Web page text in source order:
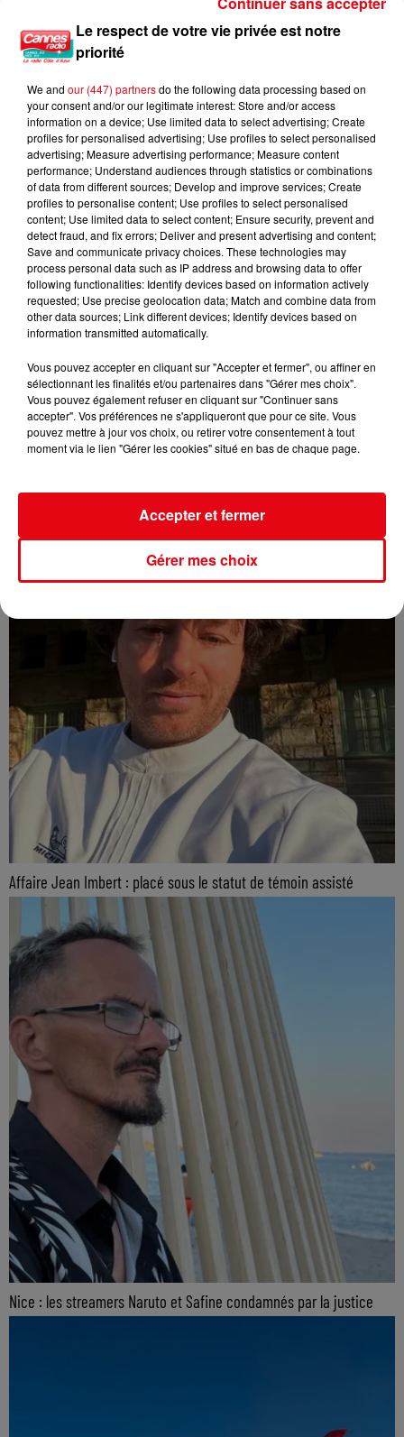
Nice : Éric Ciotti saisit la justice après une chanson polémique
Affaire Jean Imbert : placé sous le statut de témoin assisté
Nice : les streamers Naruto et Safine condamnés par la justice
Le respect de votre vie privée est notre
priorité
We and our (447) partnersdo the following data processing based on
your consent and/or our legitimate interest: Store and/or access
information on a device; Use limited data to select advertising; Create
profiles for personalised advertising; Use profiles to select personalised
advertising; Measure advertising performance; Measure content
performance; Understand audiences through statistics or combinations
of data from different sources; Develop and improve services; Create
profiles to personalise content; Use profiles to select personalised
content; Use limited data to select content; Ensure security, prevent and
detect fraud, and fix errors; Deliver and present advertising and content;
Save and communicate privacy choices. These technologies may
process personal data such as IP address and browsing data to offer
following functionalities: Identify devices based on information actively
requested; Use precise geolocation data; Match and combine data from
other data sources; Link different devices; Identify devices based on
information transmitted automatically.
Vous pouvez accepter en cliquant sur "Accepter et fermer", ou affiner en
sélectionnant les finalités et/ou partenaires dans "Gérer mes choix".
Vous pouvez également refuser en cliquant sur "Continuer sans
accepter". Vos préférences ne s'appliqueront que pour ce site. Vous
pouvez mettre à jour vos choix, ou retirer votre consentement à tout
moment via le lien "Gérer les cookies" situé en bas de chaque page.
Gérer mes choix
Accepter et fermer